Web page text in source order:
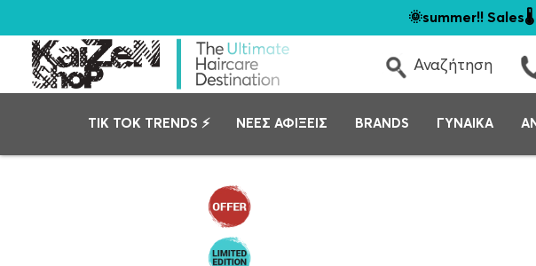
🌞summer!! Sales🌡️
Αναζήτηση
TIK TOK TRENDS ⚡ ΝΕΕΣ ΑΦΙΞΕΙΣ BRANDS ΓΥΝΑΙΚΑ